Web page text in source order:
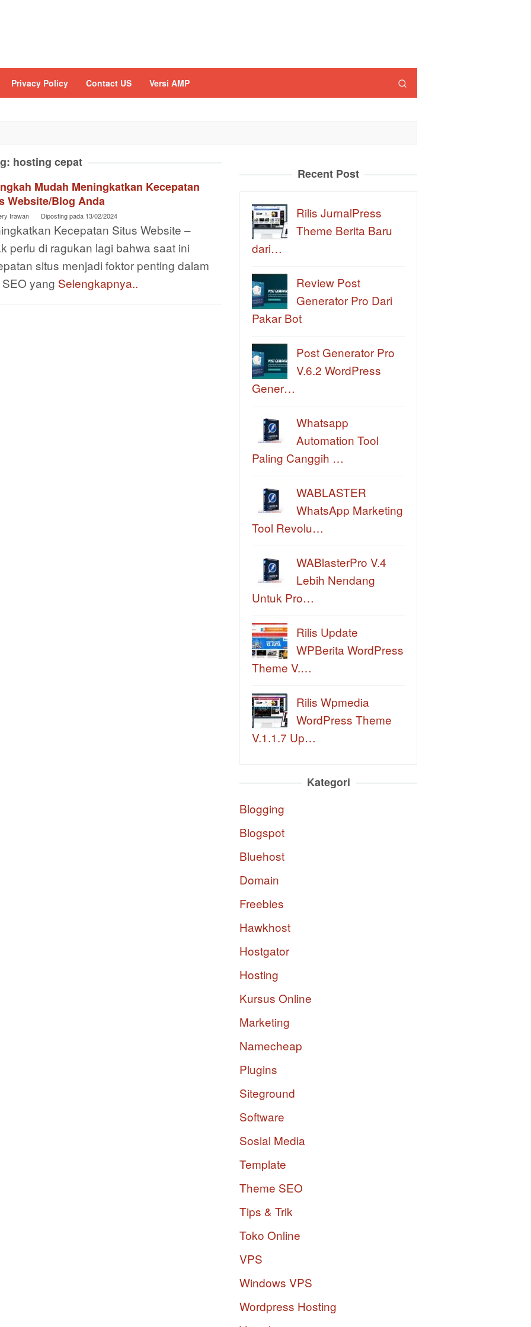
Privacy Policy Contact US Versi AMP
hosting cepat
Mudah Meningkatkan Kecepatan
Website/Blog Anda
Irawan Diposting pada 13/02/2024
Kecepatan Situs Website –
perlu di ragukan lagi bahwa saat ini
situs menjadi foktor penting dalam
yang Selengkapnya..
Recent Post
Rilis JurnalPress
Theme Berita Baru
dari…
Review Post
Generator Pro Dari
Pakar Bot
Post Generator Pro
V.6.2 WordPress
Gener…
Whatsapp
Automation Tool
Paling Canggih …
WABLASTER
WhatsApp Marketing
Tool Revolu…
WABlasterPro V.4
Lebih Nendang
Untuk Pro…
Rilis Update
WPBerita WordPress
Theme V.…
Rilis Wpmedia
WordPress Theme
V.1.1.7 Up…
Kategori
Blogging
Blogspot
Bluehost
Domain
Freebies
Hawkhost
Hostgator
Hosting
Kursus Online
Marketing
Namecheap
Plugins
Siteground
Software
Sosial Media
Template
Theme SEO
Tips & Trik
Toko Online
VPS
Windows VPS
Wordpress Hosting